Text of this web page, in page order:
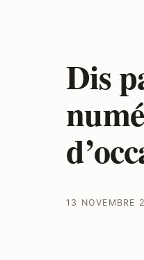
Dis
13 NOVEMBRE